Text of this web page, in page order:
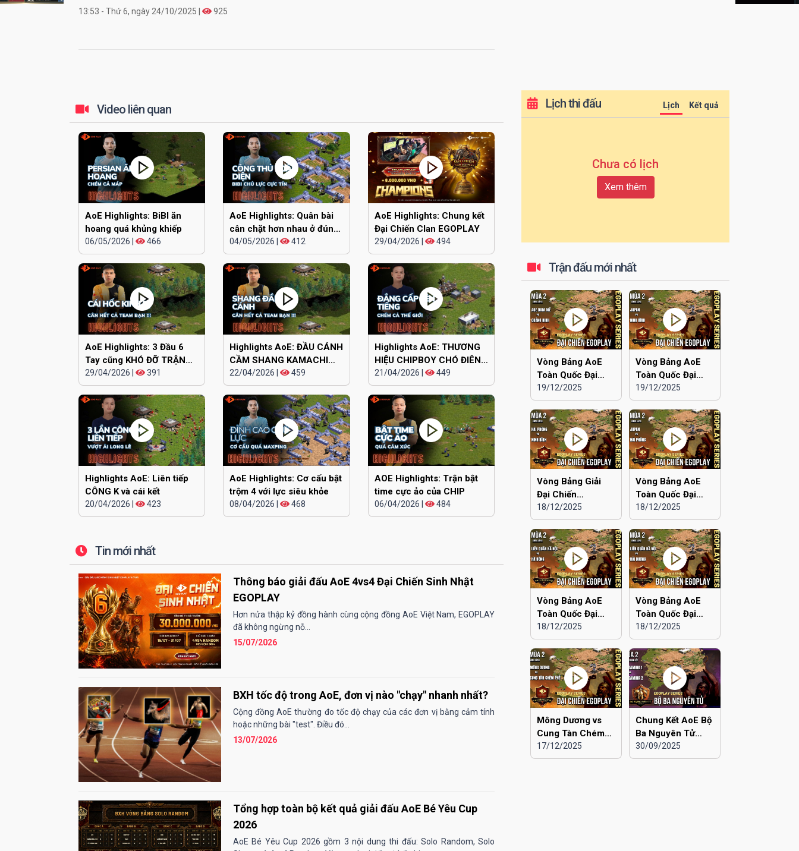
13:53 - Thứ 6, ngày 24/10/2025 | 925
Video liên quan
AoE Highlights: BiBI ăn
hoang quá khủng khiếp
06/05/2026 466
AoE Highlights: Quân bài
cân chặt hơn nhau ở đúng
cái đầu
04/05/2026 | 412
AoE Highlights: Chung kết
Đại Chiến Clan EGOPLAY
29/04/2026 494
AoE Highlights: 3 Đầu 6
Tay cũng KHÓ ĐỠ TRẬN
NÀY
29/04/2026 391
Highlights AoE: ĐẦU CÁNH
CẦM SHANG KAMACHI
cân hết
22/04/2026 | 459
Highlights AoE: THƯƠNG
HIỆU CHIPBOY CHÓ ĐIÊN
lên tiếng
21/04/2026 449
Highlights AoE: Liên tiếp
CÔNG K và cái kết
20/04/2026 423
AoE Highlights: Cơ cấu bật
trộm 4 với lực siêu khỏe
08/04/2026 | 468
AOE Highlights: Trận bật
time cực ảo của CHIP
06/04/2026 484
Tin mới nhất
Thông báo giải đấu AoE 4vs4 Đại Chiến Sinh Nhật
EGOPLAY
Hơn nửa thập kỷ đồng hành cùng cộng đồng AoE Việt Nam, EGOPLAY
đã không ngừng nỗ...
15/07/2026
BXH tốc độ trong AoE, đơn vị nào "chạy" nhanh nhất?
Cộng đồng AoE thường đo tốc độ chạy của các đơn vị bằng cảm tính
hoặc những bài "test". Điều đó...
13/07/2026
Tổng hợp toàn bộ kết quả giải đấu AoE Bé Yêu Cup
2026
AoE Bé Yêu Cup 2026 gồm 3 nội dung thi đấu: Solo Random, Solo
Lịch thi đấu Lịch Kết quả
Chưa có lịch
Xem thêm
Trận đấu mới nhất
Vòng Bảng AoE
Toàn Quốc Đại
Chiến EGOPLAY
mùa 2 | Aoe Đam
Mê vs Quảng Ninh
19/12/2025
Vòng Bảng AoE
Toàn Quốc Đại
Chiến EGOPLAY
mùa 2 | Japan vs
Ninh Bình
19/12/2025
Vòng Bảng Giải
Đại Chiến
EGOPLAY mùa 2 |
Hải Phòng vs Ninh
Bình
18/12/2025
Vòng Bảng AoE
Toàn Quốc Đại
Chiến EGOPLAY
mùa 2 | Japan vs
Hải Phòng
18/12/2025
Vòng Bảng AoE
Toàn Quốc Đại
Chiến EGOPLAY
mùa 2 | Liên Quân
Hà Nội vs Hà Đông
18/12/2025
Vòng Bảng AoE
Toàn Quốc Đại
Chiến EGOPLAY
mùa 2 | Liên Quân
Hà Nội vs Hải
Dương
18/12/2025
Mông Dương vs
Cung Tàn Chém
Phế | Vòng Bảng
AoE Toàn Quốc
17/12/2025
Chung Kết AoE Bộ
Ba Nguyên Tử
mùa 2 | Viu 2 vs
Viu 1
30/09/2025